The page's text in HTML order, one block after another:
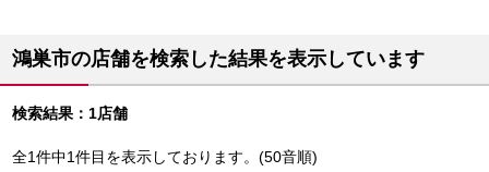
鴻巣市の店舗を検索した結果を表示しています
検索結果：1店舗
全1件中1件目を表示しております。(50音順)